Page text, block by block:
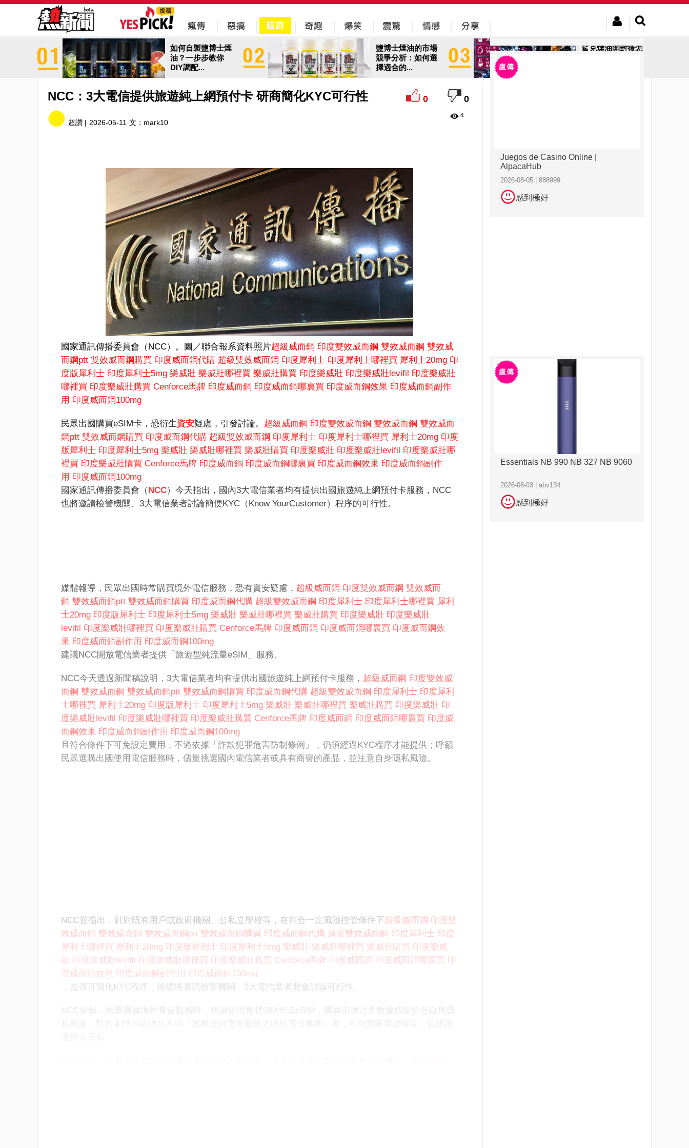
如何自製鹽博士煙
油？一步步教你
DIY調配...
鹽博士煙油的市場
競爭分析：如何選
擇適合的...
鯊克煙油開封後怎
NCC：3大電信提供旅遊純上網預付卡 研商簡化KYC可行性 0 0
超讚 | 2026-05-11 文： mark10
4
國家通訊傳播委員會（NCC）。圖／聯合報系資料照片超級威而鋼 印度雙效威而鋼 雙效威而鋼 雙效威
而鋼ptt 雙效威而鋼購買 印度威而鋼代購 超級雙效威而鋼 印度犀利士 印度犀利士哪裡買 犀利士20mg 印
度版犀利士 印度犀利士5mg 樂威壯 樂威壯哪裡買 樂威壯購買 印度樂威壯 印度樂威壯levifil 印度樂威壯
哪裡買 印度樂威壯購買 Cenforce馬牌 印度威而鋼 印度威而鋼哪裏買 印度威而鋼效果 印度威而鋼副作
用 印度威而鋼100mg
民眾出國購買eSIM卡，恐衍生資安疑慮，引發討論。 超級威而鋼 印度雙效威而鋼 雙效威而鋼 雙效威而
鋼ptt 雙效威而鋼購買 印度威而鋼代購 超級雙效威而鋼 印度犀利士 印度犀利士哪裡買 犀利士20mg 印度
版犀利士 印度犀利士5mg 樂威壯 樂威壯哪裡買 樂威壯購買 印度樂威壯 印度樂威壯levifil 印度樂威壯哪
裡買 印度樂威壯購買 Cenforce馬牌 印度威而鋼 印度威而鋼哪裏買 印度威而鋼效果 印度威而鋼副作
用 印度威而鋼100mg
國家通訊傳播委員會（ NCC）今天指出，國內3大電信業者均有提供出國旅遊純上網預付卡服務，NCC
也將邀請檢警機關、3大電信業者討論簡便KYC（Know YourCustomer）程序的可行性。
媒體報導，民眾出國時常購買境外電信服務，恐有資安疑慮， 超級威而鋼 印度雙效威而鋼 雙效威而
鋼 雙效威而鋼ptt 雙效威而鋼購買 印度威而鋼代購 超級雙效威而鋼 印度犀利士 印度犀利士哪裡買 犀利
士20mg 印度版犀利士 印度犀利士5mg 樂威壯 樂威壯哪裡買 樂威壯購買 印度樂威壯 印度樂威壯
levifil 印度樂威壯哪裡買 印度樂威壯購買 Cenforce馬牌 印度威而鋼 印度威而鋼哪裏買 印度威而鋼效
果 印度威而鋼副作用 印度威而鋼100mg
建議NCC開放電信業者提供「旅遊型純流量eSIM」服務。
NCC今天透過新聞稿說明，3大電信業者均有提供出國旅遊純上網預付卡服務， 超級威而鋼 印度雙效威
而鋼 雙效威而鋼 雙效威而鋼ptt 雙效威而鋼購買 印度威而鋼代購 超級雙效威而鋼 印度犀利士 印度犀利
士哪裡買 犀利士20mg 印度版犀利士 印度犀利士5mg 樂威壯 樂威壯哪裡買 樂威壯購買 印度樂威壯 印
度樂威壯levifil 印度樂威壯哪裡買 印度樂威壯購買 Cenforce馬牌 印度威而鋼 印度威而鋼哪裏買 印度威
而鋼效果 印度威而鋼副作用 印度威而鋼100mg
且符合條件下可免設定費用，不過依據「詐欺犯罪危害防制條例」，仍須經過KYC程序才能提供；呼籲
民眾選購出國使用電信服務時，儘量挑選國內電信業者或具有商譽的產品，並注意自身隱私風險。
NCC並指出，針對既有用戶或政府機關、公私立學校等，在符合一定風險控管條件下 超級威而鋼 印度雙
效威而鋼 雙效威而鋼 雙效威而鋼ptt 雙效威而鋼購買 印度威而鋼代購 超級雙效威而鋼 印度犀利士 印度
犀利士哪裡買 犀利士20mg 印度版犀利士 印度犀利士5mg 樂威壯 樂威壯哪裡買 樂威壯購買 印度樂威
壯
印度樂威壯levifil 印度樂威壯哪裡買 印度樂威壯購買 Cenforce馬牌 印度威而鋼 印度威而鋼哪裏買 印
度威而鋼效果 印度威而鋼副作用 印度威而鋼100mg
，是否可簡化KYC程序，後續將邀請檢警機關、3大電信業者開會討論可行性。
Juegos de Casino Online |
AlpacaHub
2026-08-05 | 888999
感到極好
Essentials NB 990 NB 327 NB 9060
2026-08-03 | abv134
感到極好